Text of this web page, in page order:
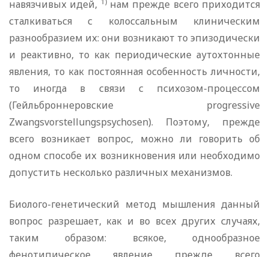
навязчивых идей,
нам прежде всего приходится
сталкиваться с колоссальным клиническим
разнообразием их: они возникают то эпизодически
и реактивно, то как периодические аутохтонные
явления, то как постоянная особенность личности,
то иногда в связи с психозом-процессом
(Гейльброннеровские progressive
Zwangsvorstellungspsychosen). Поэтому, прежде
всего возникает вопрос, можно ли гово­рить об
одном способе их возникновения или необходимо
допустить несколько различных механизмов.
Биолого-генетический метод мышления данный
вопрос разрешает, как и во всех других случаях,
таким образом: всякое, однообразное